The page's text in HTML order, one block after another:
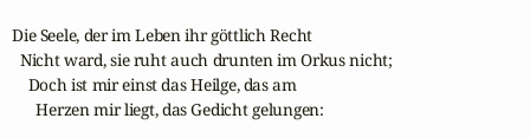
Die Seele, der im Leben ihr göttlich Recht
  Nicht ward, sie ruht auch drunten im Orkus nicht;
    Doch ist mir einst das Heilge, das am
      Herzen mir liegt, das Gedicht gelungen: